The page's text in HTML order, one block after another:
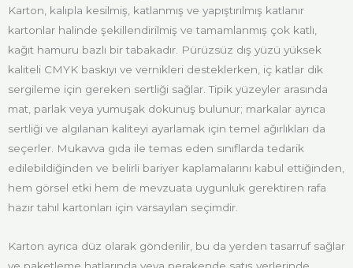
Karton, kalıpla kesilmiş, katlanmış ve yapıştırılmış katlanır
kartonlar halinde şekillendirilmiş ve tamamlanmış çok katlı,
kağıt hamuru bazlı bir tabakadır. Pürüzsüz dış yüzü yüksek
kaliteli CMYK baskıyı ve vernikleri desteklerken, iç katlar dik
sergileme için gereken sertliği sağlar. Tipik yüzeyler arasında
mat, parlak veya yumuşak dokunuş bulunur; markalar ayrıca
sertliği ve algılanan kaliteyi ayarlamak için temel ağırlıkları da
seçerler. Mukavva gıda ile temas eden sınıflarda tedarik
edilebildiğinden ve belirli bariyer kaplamalarını kabul ettiğinden,
hem görsel etki hem de mevzuata uygunluk gerektiren rafa
hazır tahıl kartonları için varsayılan seçimdir.
Karton ayrıca düz olarak gönderilir, bu da yerden tasarruf sağlar